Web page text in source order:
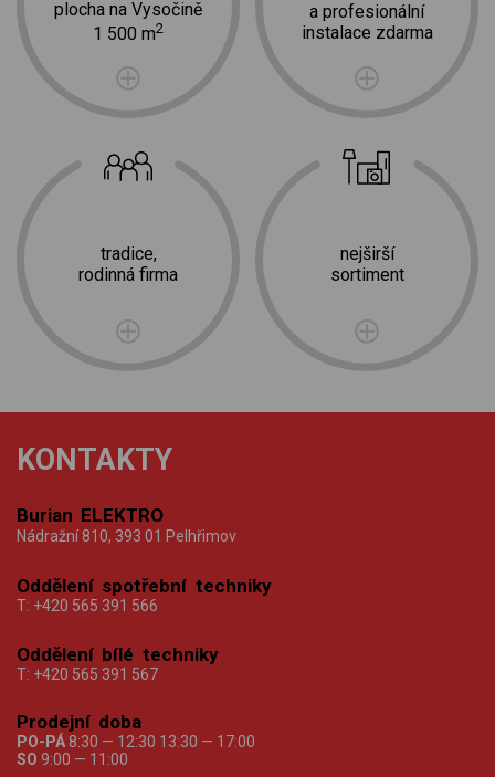
plocha na Vysočině
1 500 m2
tradice,
rodinná firma
a profesionální
instalace zdarma
nejširší
sortiment
KONTAKTY
Burian ELEKTRO
Nádražní 810, 393 01 Pelhřimov
Oddělení spotřební techniky
T: +420 565 391 566
Oddělení bílé techniky
T: +420 565 391 567
Prodejní doba
PO-PÁ 8:30 — 12:30 13:30 — 17:00
SO 9:00 — 11:00